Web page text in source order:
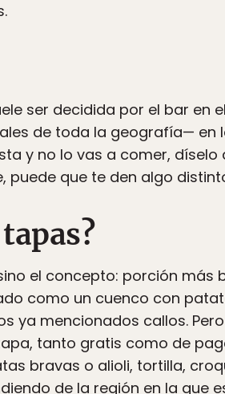
ser decidida por el bar en
de toda la geografía— en
y no lo vas a comer, díselo
puede que te den algo
el concepto: porción más
como un cuenco con
ya mencionados callos.
tanto gratis como de
bravas o alioli, tortilla,
de la región en la que